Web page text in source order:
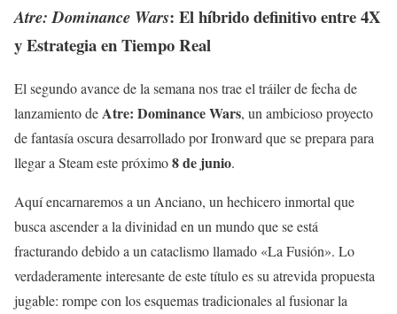
Atre: Dominance Wars: El híbrido definitivo entre 4X
y Estrategia en Tiempo Real
El segundo avance de la semana nos trae el tráiler de fecha de
lanzamiento deAtre: Dominance Wars, un ambicioso proyecto
de fantasía oscura desarrollado por Ironward que se prepara para
llegar a Steam este próximo8 de junio.
Aquí encarnaremos a un Anciano, un hechicero inmortal que
busca ascender a la divinidad en un mundo que se está
fracturando debido a un cataclismo llamado «La Fusión». Lo
verdaderamente interesante de este título es su atrevida propuesta
jugable: rompe con los esquemas tradicionales al fusionar la